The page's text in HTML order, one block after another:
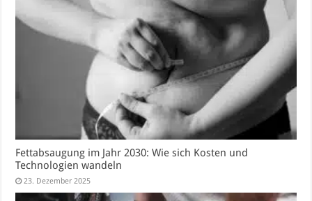
Fettabsaugung im Jahr 2030: Wie sich Kosten und
Technologien wandeln
23. Dezember 2025